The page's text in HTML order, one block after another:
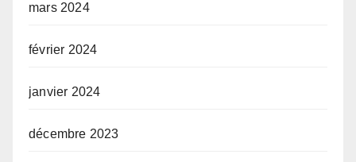
mars 2024
février 2024
janvier 2024
décembre 2023